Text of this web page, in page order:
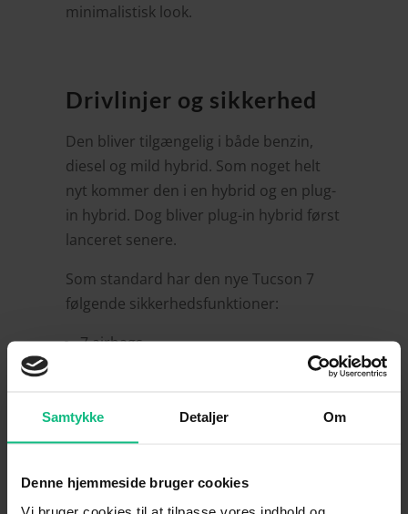
Samtykke Detaljer Om
Denne hjemmeside bruger cookies
Vi bruger cookies til at tilpasse vores indhold og
minimalistisk look.
Drivlinjer og sikkerhed
Den bliver tilgængelig i både benzin,
diesel og mild hybrid. Som noget helt
nyt kommer den i en hybrid og en plug-
in hybrid. Dog bliver plug-in hybrid først
lanceret senere.
Som standard har den nye Tucson 7
følgende sikkerhedsfunktioner:
7 airbags
eCall
Automatisk nødbremse med
Der er mulighed for at tilkøbe endnu